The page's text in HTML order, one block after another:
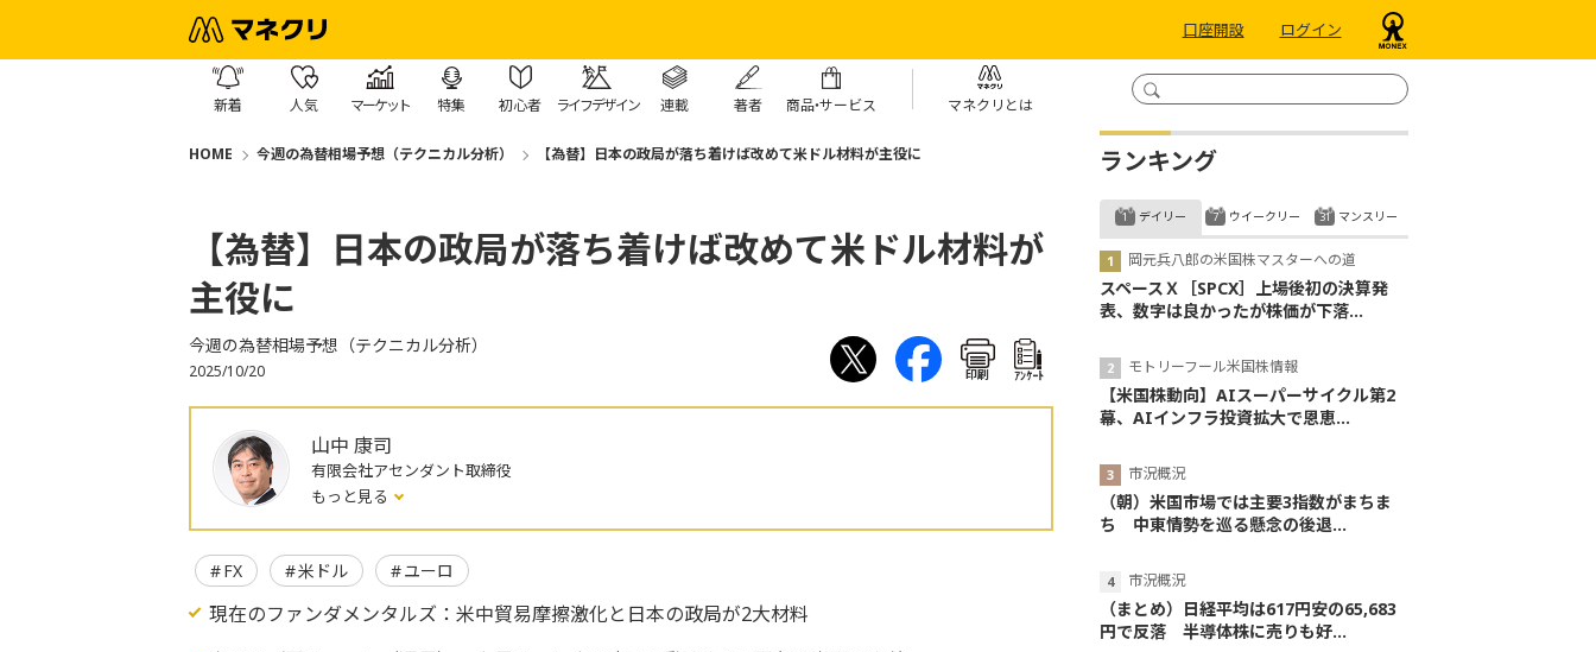
口座開設 ログイン
新着 人気 マーケット 特集 初心者 ライフデザイン 連載 著者 商品・サービス マネクリとは
HOME 今週の為替相場予想（テクニカル分析） 【為替】日本の政局が落ち着けば改めて米ドル材料が主役に
【為替】日本の政局が落ち着けば改めて米ドル材料が
主役に
今週の為替相場予想（テクニカル分析）
2025/10/20 印刷 ｱﾝｹｰﾄ
山中 康司
有限会社アセンダント取締役
もっと見る
FX 米ドル ユーロ
現在のファンダメンタルズ：米中貿易摩擦激化と日本の政局が2大材料
ランキング
デイリー
岡元兵八郎の米国株マスターへの道
スペースＸ［SPCX］上場後初の決算発
表、数字は良かったが株価が下落...
モトリーフール米国株情報
【米国株動向】AIスーパーサイクル第2
幕、AIインフラ投資拡大で恩恵...
市況概況
（朝）米国市場では主要3指数がまちま
ち 中東情勢を巡る懸念の後退...
市況概況
（まとめ）日経平均は617円安の65,683
円で反落 半導体株に売りも好...
ウイークリー マンスリー